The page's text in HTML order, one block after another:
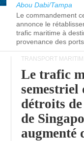
Abou Dabi/Tampa
Le commandement
annonce le
trafic maritime à
provenance des
TRANSPORT
Le trafic
semestriel
détroits
de
augmenté